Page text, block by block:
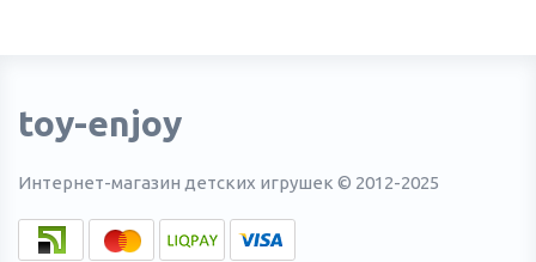
toy-enjoy
Интернет-магазин детских игрушек © 2012-2025